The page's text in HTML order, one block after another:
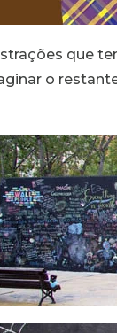
que
o